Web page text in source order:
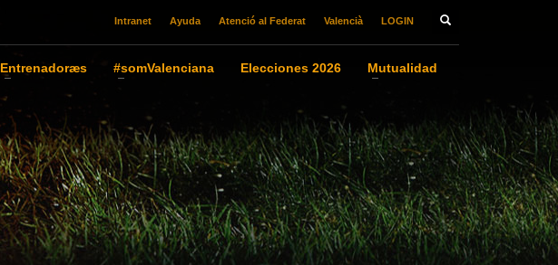
Intranet Ayuda Atenció al Federat Valencià LOGIN
Entrenadoræs #somValenciana Elecciones 2026
Mutualidad